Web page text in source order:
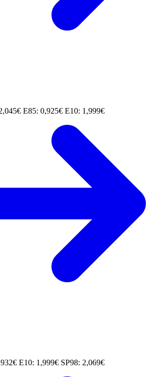
E85: 0,925€ E10: 1,999€
E10: 1,999€ SP98: 2,069€